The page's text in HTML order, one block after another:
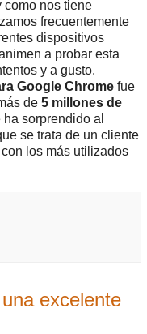
como nos tiene
frecuentemente
dispositivos
a probar esta
y a gusto.
Google Chrome fue
de 5 millones de
sorprendido al
se trata de un cliente
los más utilizados
excelente